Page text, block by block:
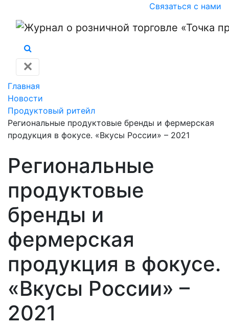
Связаться с нами
✕
Главная
Новости
Продуктовый ритейл
Региональные продуктовые бренды и фермерская
продукция в фокусе. «Вкусы России» – 2021
Региональные
продуктовые
бренды и
фермерская
продукция в фокусе.
«Вкусы России» –
2021